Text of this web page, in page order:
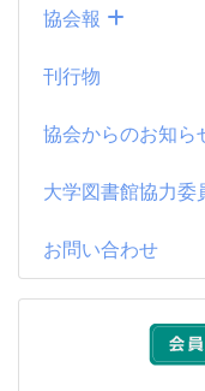
協会報
刊行物
協会からのお知ら
大学図書館協力委
お問い合わせ